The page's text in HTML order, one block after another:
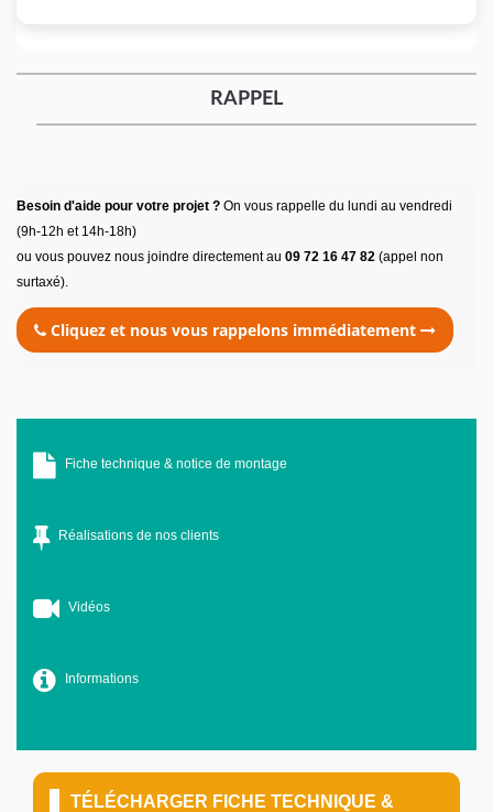
RAPPEL
Besoin d'aide pour votre projet ? On vous rappelle du lundi au vendredi
(9h-12h et 14h-18h)
ou vous pouvez nous joindre directement au 09 72 16 47 82 (appel non
surtaxé).
Cliquez et nous vous rappelons immédiatement
Fiche technique & notice de montage
Réalisations de nos clients
Vidéos
Informations
TÉLÉCHARGER FICHE TECHNIQUE &